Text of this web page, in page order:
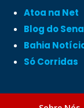
Atoa na Net
Blog do Sena
Bahia
Só Corridas